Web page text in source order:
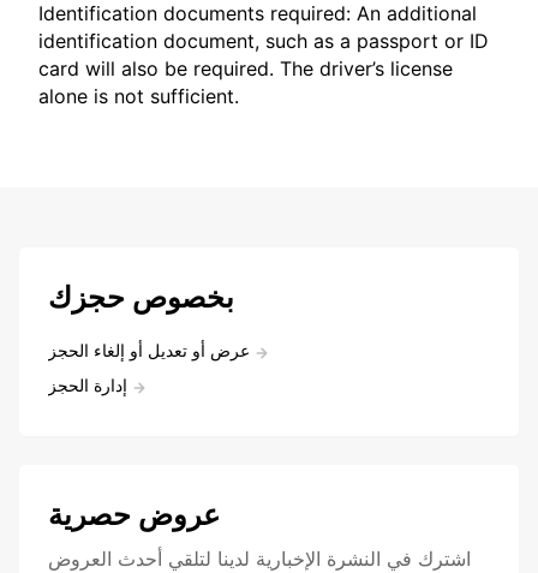
Identification documents required: An additional
identification document, such as a passport or ID
card will also be required. The driver’s license
alone is not sufficient.
بخصوص حجزك
عرض أو تعديل أو إلغاء الحجز
إدارة الحجز
عروض حصرية
اشترك في النشرة الإخبارية لدينا لتلقي أحدث العروض